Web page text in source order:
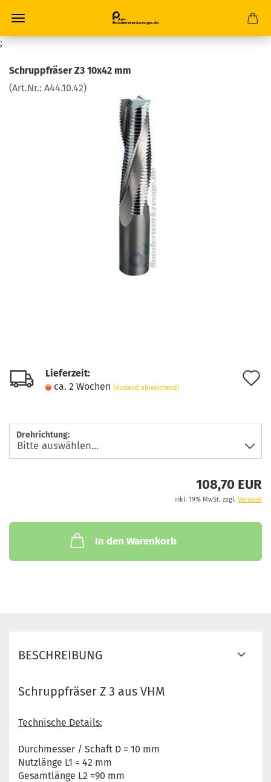
;
Schruppfräser Z3 10x42 mm
(Art.Nr.: A44.10.42)
Lieferzeit:
ca. 2 Wochen (Ausland abweichend)
Drehrichtung:
108,70 EUR
inkl. 19% MwSt. zzgl. Versand
In den Warenkorb
BESCHREIBUNG
Schruppfräser Z 3 aus VHM
Technische Details:
Durchmesser / Schaft D = 10 mm
Nutzlänge L1 = 42 mm
Gesamtlänge L2 =90 mm